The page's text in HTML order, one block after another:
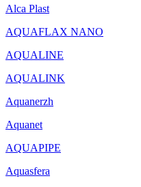
Alca Plast
AQUAFLAX NANO
AQUALINE
AQUALINK
Aquanerzh
Aquanet
AQUAPIPE
Aquasfera